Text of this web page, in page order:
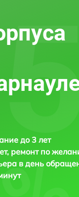
до 3 лет
ремонт по
в день